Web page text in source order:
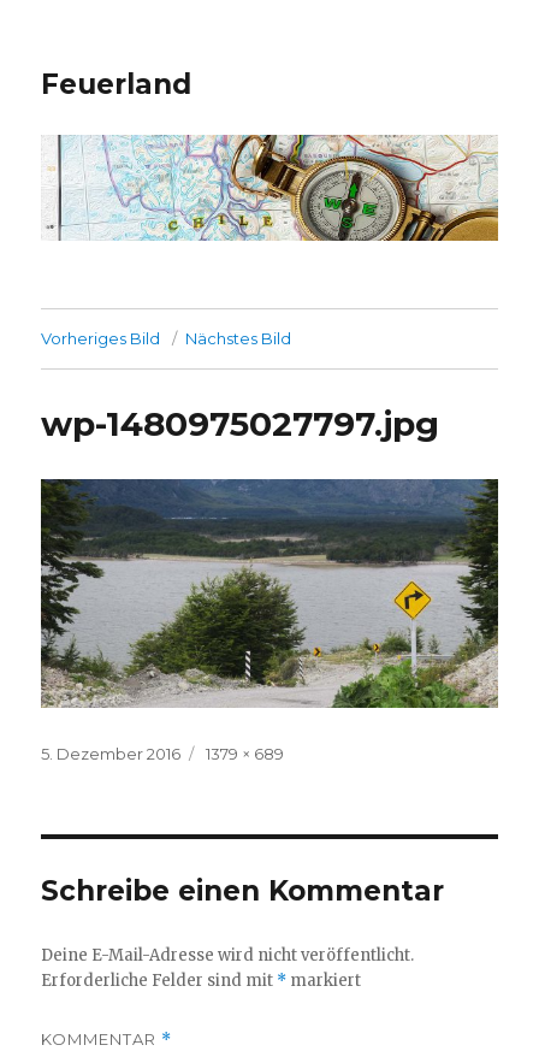
Feuerland
Vorheriges Bild Nächstes Bild
wp-1480975027797.jpg
Veröffentlicht
5. Dezember 2016
Volle
1379 × 689
Schreibe einen Kommentar
Deine E-Mail-Adresse wird nicht veröffentlicht.
Erforderliche Felder sind mit * markiert
KOMMENTAR *